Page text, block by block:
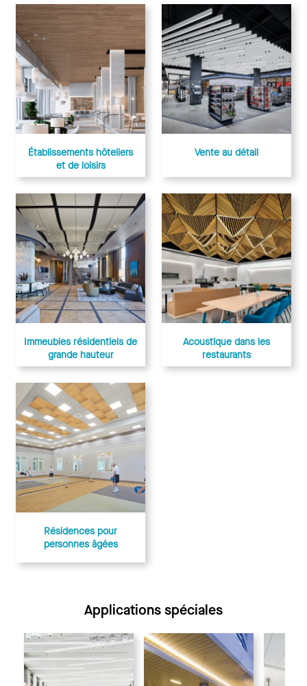
Établissements hôteliers
et de loisirs
Vente au détail
Immeubles résidentiels de
grande hauteur
Acoustique dans les
restaurants
Résidences pour
personnes âgées
Applications spéciales